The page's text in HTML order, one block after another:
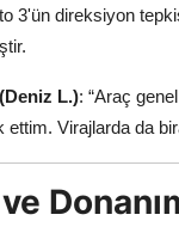
3'ün direksiyon
L.): “Araç
ettim. Virajlarda da